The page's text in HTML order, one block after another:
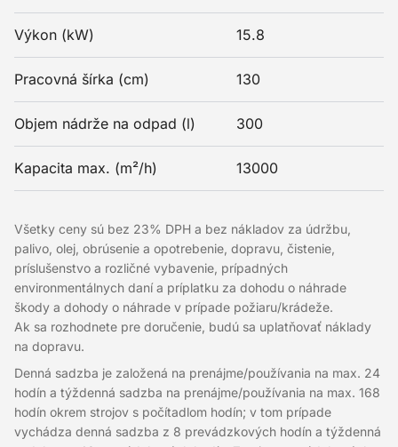
Výkon (kW) 15.8
Pracovná šírka (cm) 130
Objem nádrže na odpad (l) 300
Kapacita max. (m²/h) 13000
Všetky ceny sú bez 23% DPH a bez nákladov za údržbu,
palivo, olej, obrúsenie a opotrebenie, dopravu, čistenie,
príslušenstvo a rozličné vybavenie, prípadných
environmentálnych daní a príplatku za dohodu o náhrade
škody a dohody o náhrade v prípade požiaru/krádeže.
Ak sa rozhodnete pre doručenie, budú sa uplatňovať náklady
na dopravu.
Denná sadzba je založená na prenájme/používania na max. 24
hodín a týždenná sadzba na prenájme/používania na max. 168
hodín okrem strojov s počítadlom hodín; v tom prípade
vychádza denná sadzba z 8 prevádzkových hodín a týždenná